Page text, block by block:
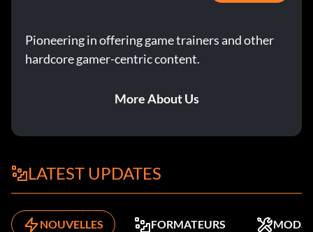
Pioneering in offering game trainers and other
hardcore gamer-centric content.
More About Us
LATEST UPDATES
NOUVELLES FORMATEURS MODS